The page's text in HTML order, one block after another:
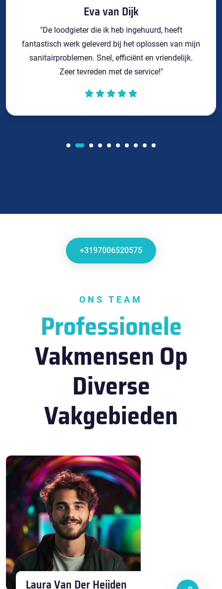
Eva van Dijk
"De loodgieter die ik heb ingehuurd, heeft
fantastisch werk geleverd bij het oplossen van mijn
sanitairproblemen. Snel, efficiënt en vriendelijk.
Zeer tevreden met de service!"
+3197006520575
ONS TEAM
Professionele
Vakmensen Op
Diverse
Vakgebieden
Laura Van Der Heijden